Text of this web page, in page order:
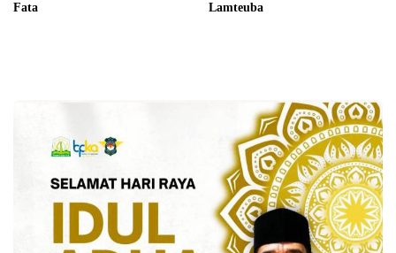
Fata
Lamteuba